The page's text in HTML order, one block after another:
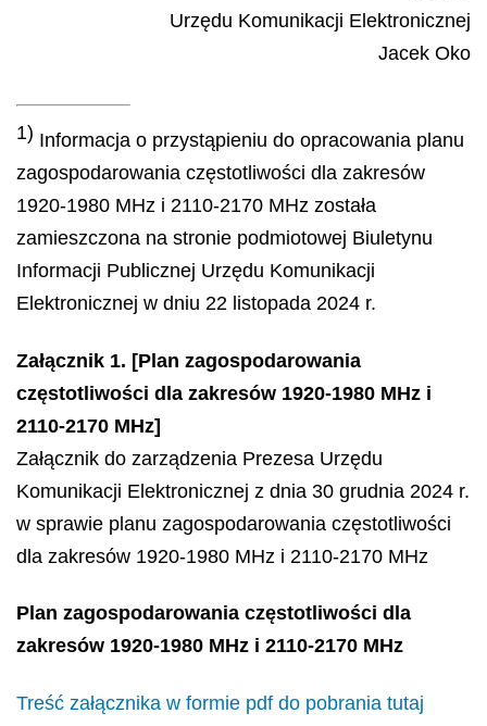
Urzędu Komunikacji Elektronicznej
Jacek Oko
1) Informacja o przystąpieniu do opracowania planu
zagospodarowania częstotliwości dla zakresów
1920-1980 MHz i 2110-2170 MHz została
zamieszczona na stronie podmiotowej Biuletynu
Informacji Publicznej Urzędu Komunikacji
Elektronicznej w dniu 22 listopada 2024 r.
Załącznik 1. [Plan zagospodarowania
częstotliwości dla zakresów 1920-1980 MHz i
2110-2170 MHz]
Załącznik do zarządzenia Prezesa Urzędu
Komunikacji Elektronicznej z dnia 30 grudnia 2024 r.
w sprawie planu zagospodarowania częstotliwości
dla zakresów 1920-1980 MHz i 2110-2170 MHz
Plan zagospodarowania częstotliwości dla
zakresów 1920-1980 MHz i 2110-2170 MHz
Treść załącznika w formie pdf do pobrania tutaj